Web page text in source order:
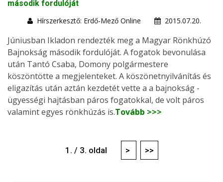
második fordulóját
Hírszerkesztő: Erdő-Mező Online
2015.07.20.
Júniusban Ikladon rendezték meg a Magyar Rönkhúzó
Bajnokság második fordulóját. A fogatok bevonulása
után Tantó Csaba, Domony polgármestere
köszöntötte a megjelenteket. A köszönetnyilvánítás és
eligazítás után aztán kezdetét vette a a bajnokság -
ügyességi hajtásban páros fogatokkal, de volt páros
valamint egyes rönkhúzás is.Tovább >>>
1. / 3. oldal > >>